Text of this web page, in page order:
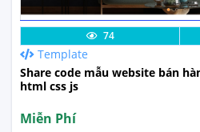
Lưu code
74
Template
Share code mẫu website bán
html css js
Miễn Phí